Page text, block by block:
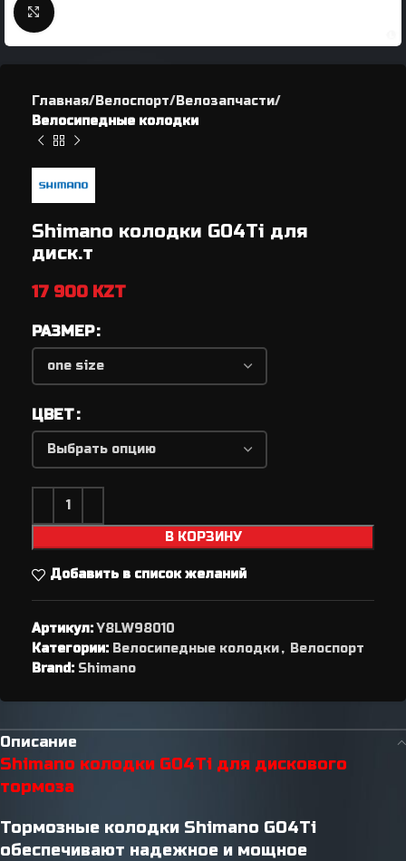
Нажмите, чтобы увеличить
Главная Велоспорт
Велозапчасти
Велосипедные колодки
Shimano колодки G04Ti для
диск.т
17 900 KZT
РАЗМЕР
ЦВЕТ
В КОРЗИНУ
Добавить в список желаний
Артикул:Y8LW98010
Категории: Велосипедные колодки, Велоспорт
Brand: Shimano
Описание
Shimano колодки G04Ti для дискового
тормоза
Тормозные колодки Shimano G04Ti
обеспечивают надежное и мощное